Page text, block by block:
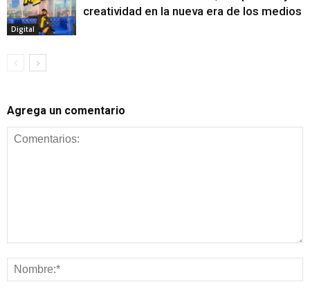
Digital
creatividad en la nueva era de los medios
Agrega un comentario